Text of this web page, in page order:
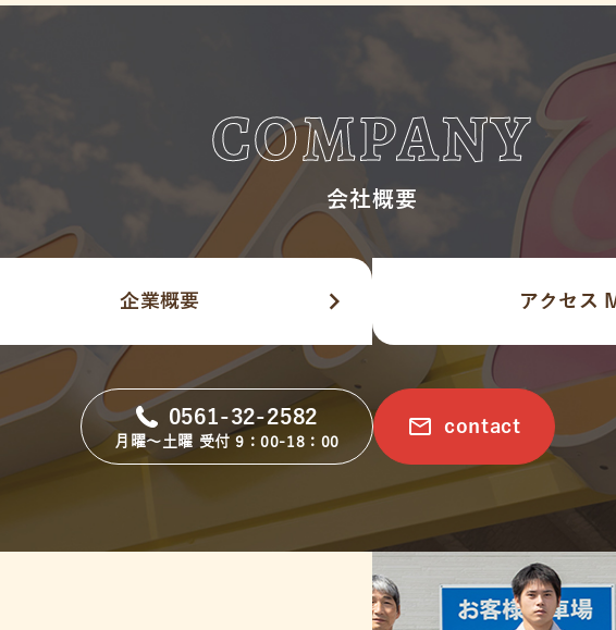
COMPANY
会社概要
企業概要 navigate_next アクセス
0561-32-2582
月曜～土曜 受付 9：00-18：00
email contact